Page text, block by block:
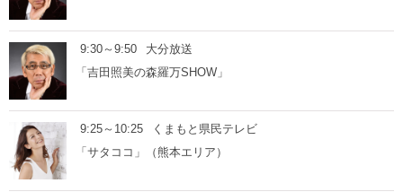
9:30～9:50
大分放送
「吉田照美の森羅万SHOW」
9:25～10:25
くまもと県民テレビ
「サタココ」（熊本エリア）